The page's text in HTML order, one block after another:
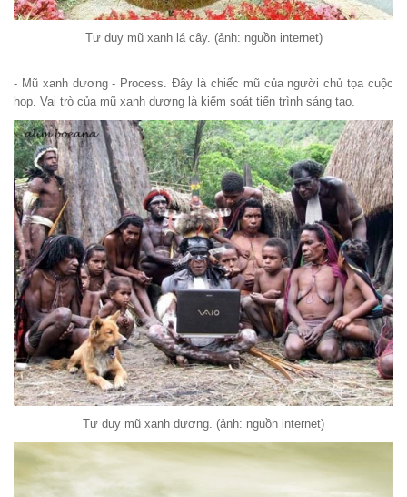
Tư duy mũ xanh lá cây. (ảnh: nguồn internet)
- Mũ xanh dương - Process. Đây là chiếc mũ của người chủ tọa cuộc
họp. Vai trò của mũ xanh dương là kiểm soát tiến trình sáng tạo.
Tư duy mũ xanh dương. (ảnh: nguồn internet)